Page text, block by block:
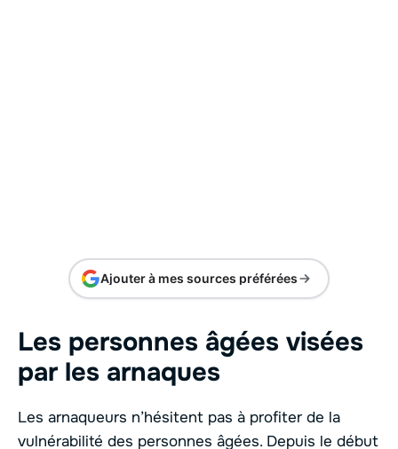
Ajouter à mes sources préférées
Les personnes âgées visées
par les arnaques
Les arnaqueurs n’hésitent pas à profiter de la
vulnérabilité des personnes âgées. Depuis le début